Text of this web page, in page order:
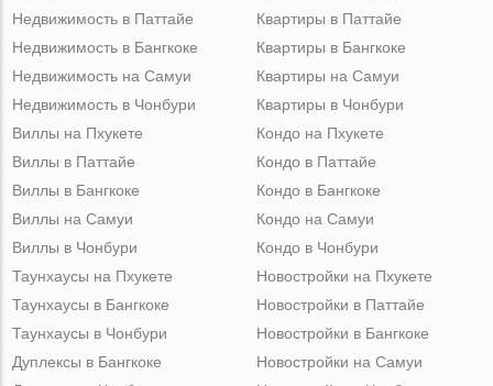
Недвижимость в Паттайе
Недвижимость в Бангкоке
Недвижимость на Самуи
Недвижимость в Чонбури
Квартиры в Паттайе
Квартиры в Бангкоке
Квартиры на Самуи
Квартиры в Чонбури
Виллы на Пхукете
Виллы в Паттайе
Виллы в Бангкоке
Виллы на Самуи
Виллы в Чонбури
Кондо на Пхукете
Кондо в Паттайе
Кондо в Бангкоке
Кондо на Самуи
Кондо в Чонбури
Таунхаусы на Пхукете
Таунхаусы в Бангкоке
Таунхаусы в Чонбури
Дуплексы в Бангкоке
Новостройки на Пхукете
Новостройки в Паттайе
Новостройки в Бангкоке
Новостройки на Самуи